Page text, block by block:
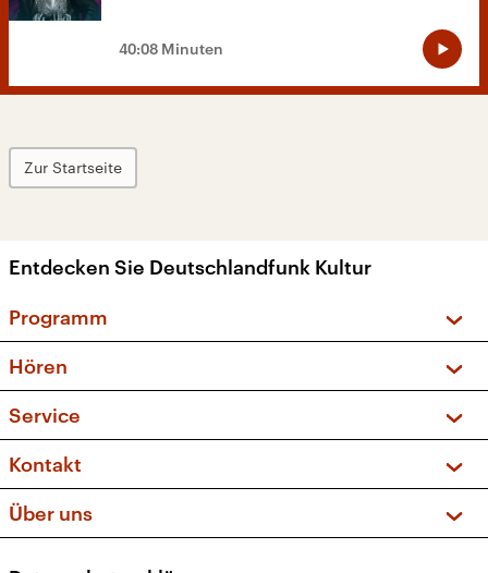
40:08 Minuten
Zur Startseite
Entdecken Sie Deutschlandfunk Kultur
Programm
Sendungen und Podcasts
Musikliste
Kakadu – Das Kinderprogramm
Hören
Frequenzen (UKW + DAB+)
Service
FAQ
Apps
Newsletter
Kontakt
Social Media
Über uns